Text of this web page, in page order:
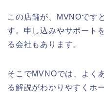
この店舗が、MVNOです
す。申し込みやサポート
る会社もあります。
そこでMVNOでは、よく
る解説がわかりやすくホ